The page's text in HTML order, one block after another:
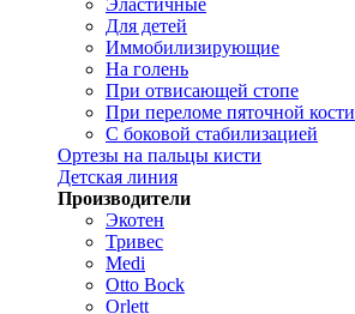
Эластичные
Для детей
Иммобилизирующие
На голень
При отвисающей стопе
При переломе пяточной кости
С боковой стабилизацией
Ортезы на пальцы кисти
Детская линия
Производители
Экотен
Тривес
Medi
Otto Bock
Orlett